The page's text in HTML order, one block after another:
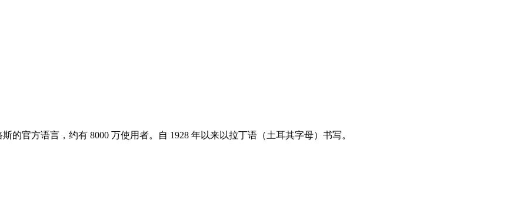
的官方语言，约有 8000 万使用者。自 1928 年以来以拉丁语（土耳其字母）书写。